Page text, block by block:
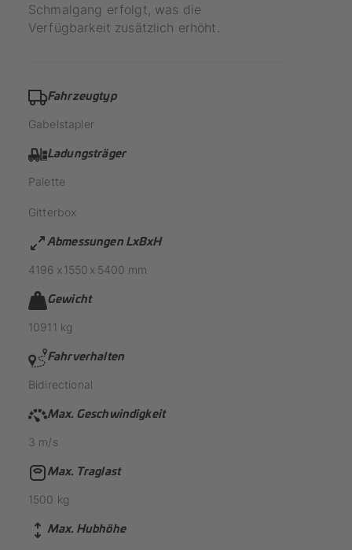
Schmalgang erfolgt, was die
Verfügbarkeit zusätzlich erhöht.
Fahrzeugtyp
Gabelstapler
Ladungsträger
Palette
Gitterbox
Abmessungen LxBxH
4196 x 1550 x 5400 mm
Gewicht
10911 kg
Fahrverhalten
Bidirectional
Max. Geschwindigkeit
3 m/s
Max. Traglast
1500 kg
Max. Hubhöhe